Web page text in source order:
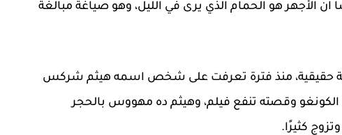
الأجهر هو الحمام الذي يرى في الليل، وهو صياغة مبالغة
منذ فترة تعرفت على شخص اسمه هيثم شركس
وقصته تنفع فيلم، وهيثم ده مهووس بالحجر
كثيرًا.